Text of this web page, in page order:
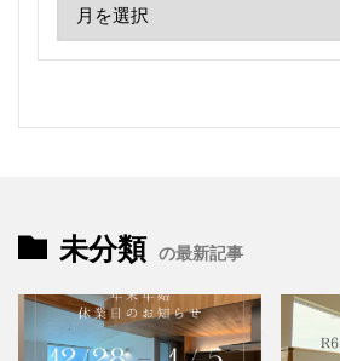
未分類 の最新記事